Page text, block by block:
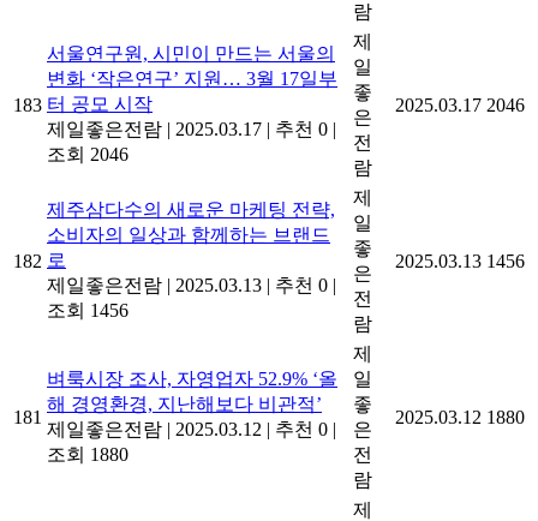
람
183
서울연구원, 시민이 만드는 서울의
변화 ‘작은연구’ 지원… 3월 17일부
터 공모 시작
제일좋은전람 | 2025.03.17 | 추천 0 |
조회 2046
제
일
좋
은
전
람
2025.03.17 2046
182
제주삼다수의 새로운 마케팅 전략,
소비자의 일상과 함께하는 브랜드
로
제일좋은전람 | 2025.03.13 | 추천 0 |
조회 1456
제
일
좋
은
전
람
2025.03.13 1456
181
벼룩시장 조사, 자영업자 52.9% ‘올
해 경영환경, 지난해보다 비관적’
제일좋은전람 | 2025.03.12 | 추천 0 |
조회 1880
제
일
좋
은
전
람
2025.03.12 1880
제